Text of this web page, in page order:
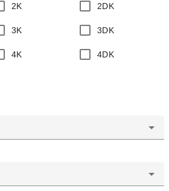
2K 2DK
3K 3DK
4K 4DK